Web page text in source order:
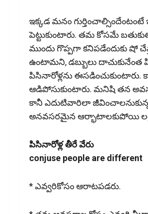
ఇక్కడ మనం
పెట్టుకుంటారు. తమ కోసమే
ముందు గొప్పగా కనిపడేందుకు
ఉంటామని, డబ్బులు
పిసినారోళ్లను
ఆడిపోసుకుంటారు. మనిషి తన
కానీ ఎదుటివారిలా
అనవసరమైన ఆర్భాటాలకుపోయి
పిసినారోళ్ల తీరే వేరు
conjuse people are different
* ఎవ్వరికోసం ఆరాటపడరు.